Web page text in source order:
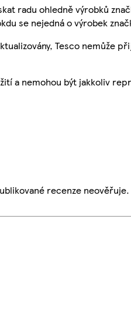
radu ohledně výrobků
se nejedná o výrobek
Tesco nemůže
a nemohou být jakkoliv
recenze neověřuje.